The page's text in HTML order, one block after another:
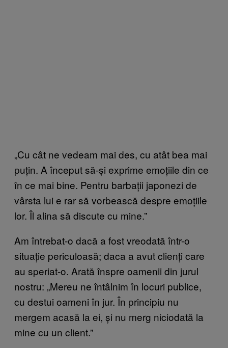
„Cu cât ne vedeam mai des, cu atât bea mai
puțin. A început să-și exprime emoțiile din ce
în ce mai bine. Pentru barbații japonezi de
vârsta lui e rar să vorbească despre emoțiile
lor. Îl alina să discute cu mine.”
Am întrebat-o dacă a fost vreodată într-o
situație periculoasă; daca a avut clienți care
au speriat-o. Arată înspre oamenii din jurul
nostru: „Mereu ne întâlnim în locuri publice,
cu destui oameni în jur. În principiu nu
mergem acasă la ei, și nu merg niciodată la
mine cu un client.”